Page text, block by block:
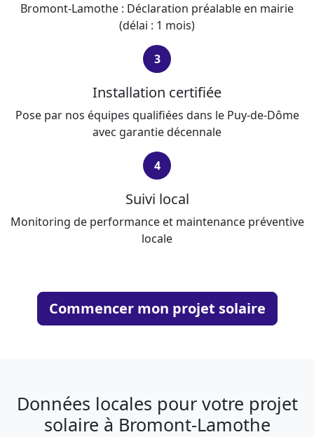
Bromont-Lamothe : Déclaration préalable en mairie
(délai : 1 mois)
3
Installation certifiée
Pose par nos équipes qualifiées dans le Puy-de-Dôme
avec garantie décennale
4
Suivi local
Monitoring de performance et maintenance préventive
locale
Commencer mon projet solaire
Données locales pour votre projet
solaire à Bromont-Lamothe